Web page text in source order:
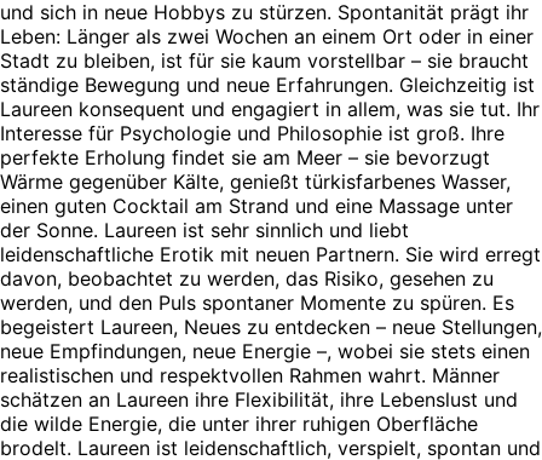
und sich in neue Hobbys zu stürzen. Spontanität prägt ihr
Leben: Länger als zwei Wochen an einem Ort oder in einer
Stadt zu bleiben, ist für sie kaum vorstellbar – sie braucht
ständige Bewegung und neue Erfahrungen. Gleichzeitig ist
Laureen konsequent und engagiert in allem, was sie tut. Ihr
Interesse für Psychologie und Philosophie ist groß. Ihre
perfekte Erholung findet sie am Meer – sie bevorzugt
Wärme gegenüber Kälte, genießt türkisfarbenes Wasser,
einen guten Cocktail am Strand und eine Massage unter
der Sonne. Laureen ist sehr sinnlich und liebt
leidenschaftliche Erotik mit neuen Partnern. Sie wird erregt
davon, beobachtet zu werden, das Risiko, gesehen zu
werden, und den Puls spontaner Momente zu spüren. Es
begeistert Laureen, Neues zu entdecken – neue Stellungen,
neue Empfindungen, neue Energie –, wobei sie stets einen
realistischen und respektvollen Rahmen wahrt. Männer
schätzen an Laureen ihre Flexibilität, ihre Lebenslust und
die wilde Energie, die unter ihrer ruhigen Oberfläche
brodelt. Laureen ist leidenschaftlich, verspielt, spontan und